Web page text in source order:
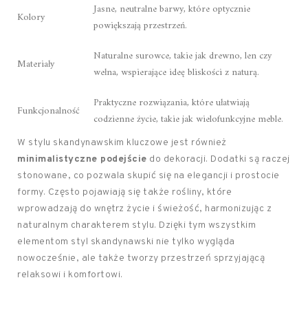
Kolory
Jasne, neutralne barwy, które optycznie
powiększają przestrzeń.
Materiały
Naturalne surowce, takie jak drewno, len czy
wełna, wspierające ideę bliskości z naturą.
Funkcjonalność
Praktyczne rozwiązania, które ułatwiają
codzienne życie, takie jak wielofunkcyjne meble.
W stylu skandynawskim kluczowe jest również
minimalistyczne podejście do dekoracji. Dodatki są raczej
stonowane, co pozwala skupić się na elegancji i prostocie
formy. Często pojawiają się także rośliny, które
wprowadzają do wnętrz życie i świeżość, harmonizując z
naturalnym charakterem stylu. Dzięki tym wszystkim
elementom styl skandynawski nie tylko wygląda
nowocześnie, ale także tworzy przestrzeń sprzyjającą
relaksowi i komfortowi.